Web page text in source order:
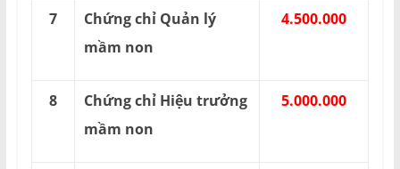
7
Chứng chỉ Quản lý
mầm non
4.500.000
8
Chứng chỉ Hiệu trưởng
mầm non
5.000.000